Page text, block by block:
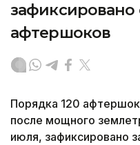
зафиксировано
афтершоков
Порядка 120
после мощного
июля, зафиксировано